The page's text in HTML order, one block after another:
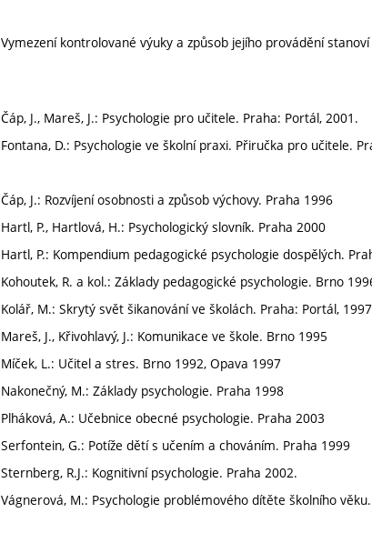
Vymezení kontrolované výuky a způsob jejího provádění
Čáp, J., Mareš, J.: Psychologie pro učitele. Praha: Portál, 2001.
Fontana, D.: Psychologie ve školní praxi. Přiručka pro učitele.
Čáp, J.: Rozvíjení osobnosti a způsob výchovy. Praha 1996
Hartl, P., Hartlová, H.: Psychologický slovník. Praha 2000
Hartl, P.: Kompendium pedagogické psychologie dospělých.
Kohoutek, R. a kol.: Základy pedagogické psychologie. Brno
Kolář, M.: Skrytý svět šikanování ve školách. Praha: Portál,
Mareš, J., Křivohlavý, J.: Komunikace ve škole. Brno 1995
Míček, L.: Učitel a stres. Brno 1992, Opava 1997
Nakonečný, M.: Základy psychologie. Praha 1998
Plháková, A.: Učebnice obecné psychologie. Praha 2003
Serfontein, G.: Potíže dětí s učením a chováním. Praha 1999
Sternberg, R.J.: Kognitivní psychologie. Praha 2002.
Vágnerová, M.: Psychologie problémového dítěte školního